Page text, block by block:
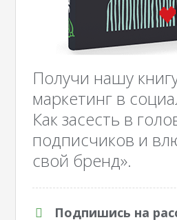
Получи нашу
маркетинг в
Как засесть в
подписчиков и
свой бренд».
Подпишись на